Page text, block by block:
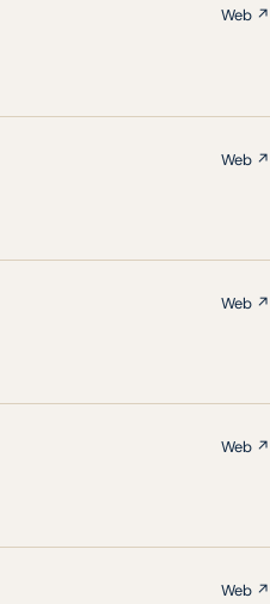
Web ↗
Web ↗
Web ↗
Web ↗
Web ↗